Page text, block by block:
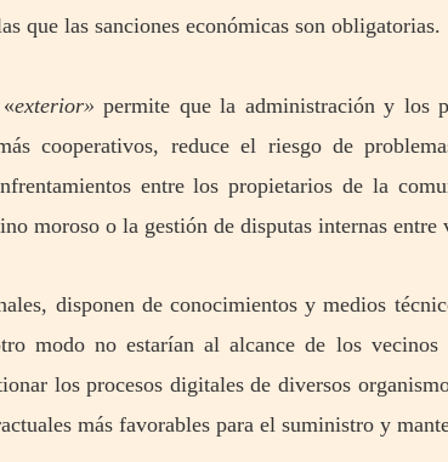
que las sanciones económicas son obligatorias.
exterior» permite que la administración y los
cooperativos, reduce el riesgo de
entre los propietarios de la
moroso o la gestión de disputas internas entre
disponen de conocimientos y medios
modo no estarían al alcance de los
los procesos digitales de diversos
más favorables para el suministro y